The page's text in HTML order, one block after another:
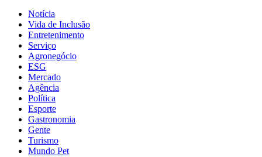
Notícia
Vida de Inclusão
Entretenimento
Serviço
Agronegócio
ESG
Mercado
Agência
Política
Esporte
Gastronomia
Gente
Turismo
Mundo Pet